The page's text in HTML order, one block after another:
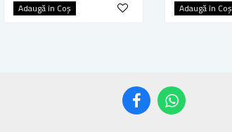
Adaugă în Coş Adaugă în Coş
Adaugă în Coş